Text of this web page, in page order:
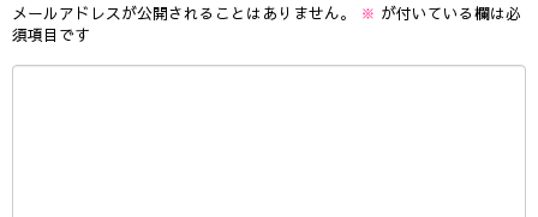
メールアドレスが公開されることはありません。 ※ が付いている欄は必
須項目です